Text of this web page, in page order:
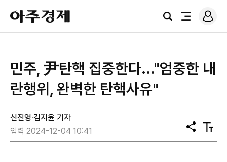
아
주
경
검
전
로
그
민주, 尹탄핵 집중한다..."엄중한 내
란행위, 완벽한 탄핵사유"
신진영·김지윤 기자
입력 2024-12-04 10:41
공
유
텍
스